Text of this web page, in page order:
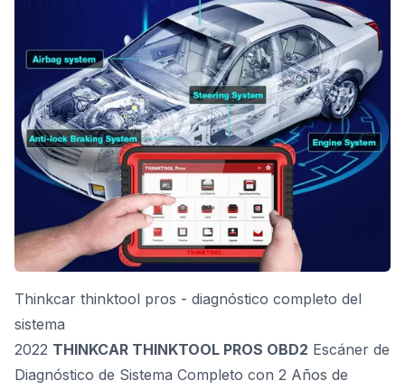
Thinkcar thinktool pros - diagnóstico completo del
sistema
2022 THINKCAR THINKTOOL PROS OBD2 Escáner de
Diagnóstico de Sistema Completo con 2 Años de